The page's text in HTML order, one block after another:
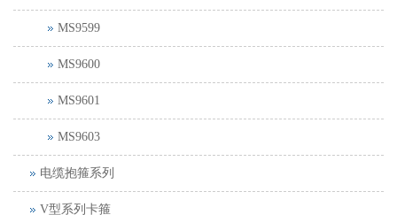
MS9599
MS9600
MS9601
MS9603
电缆抱箍系列
V型系列卡箍